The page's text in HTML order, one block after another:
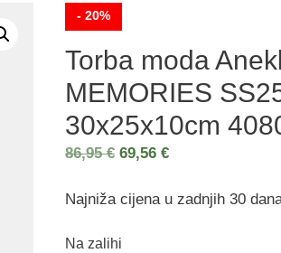
- 20%
Torba moda
MEMORIES
30x25x10cm
86,95€ 69,56€
Najniža cijena u zadnjih 30
Na zalihi